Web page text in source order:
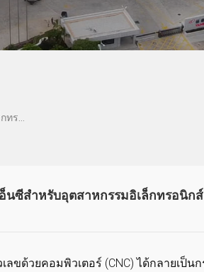
เครื่องจักรกลซีเอ็นซีสำหรับอุตสาหกรรมอิเล็กทรอนิกส์
อ็นซีสำหรับอุตสาหกรรมอิเล็กทรอนิกส์
ลขด้วยคอมพิวเตอร์ (CNC) ได้กลายเ